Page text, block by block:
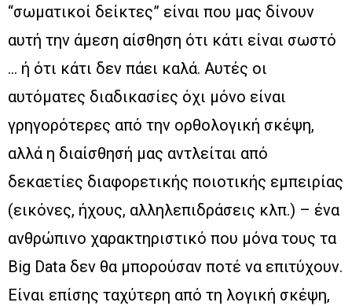
“σωματικοί δείκτες” είναι που μας δίνουν
αυτή την άμεση αίσθηση ότι κάτι είναι σωστό
… ή ότι κάτι δεν πάει καλά. Αυτές οι
αυτόματες διαδικασίες όχι μόνο είναι
γρηγορότερες από την ορθολογική σκέψη,
αλλά η διαίσθησή μας αντλείται από
δεκαετίες διαφορετικής ποιοτικής εμπειρίας
(εικόνες, ήχους, αλληλεπιδράσεις κλπ.) – ένα
ανθρώπινο χαρακτηριστικό που μόνα τους τα
Big Data δεν θα μπορούσαν ποτέ να επιτύχουν.
Είναι επίσης ταχύτερη από τη λογική σκέψη,